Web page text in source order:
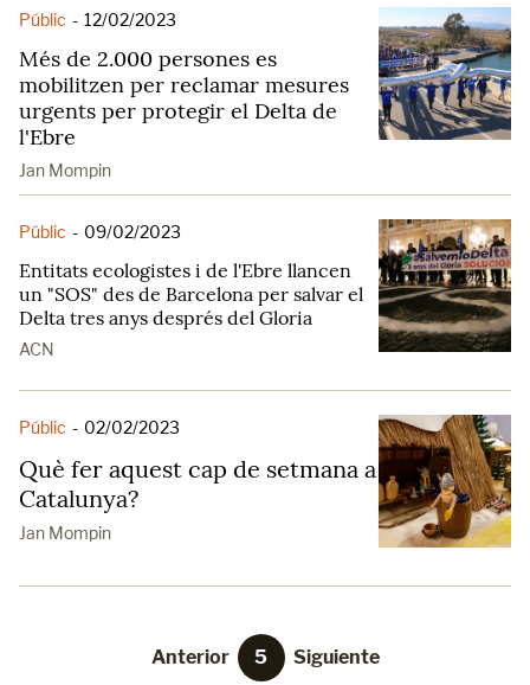
Públic - 12/02/2023
Més de 2.000 persones es
mobilitzen per reclamar mesures
urgents per protegir el Delta de
l'Ebre
Jan Mompin
Públic - 09/02/2023
Entitats ecologistes i de l'Ebre llancen
un "SOS" des de Barcelona per salvar el
Delta tres anys després del Gloria
ACN
Públic - 02/02/2023
Què fer aquest cap de setmana a
Catalunya?
Jan Mompin
Anterior 5 Siguiente